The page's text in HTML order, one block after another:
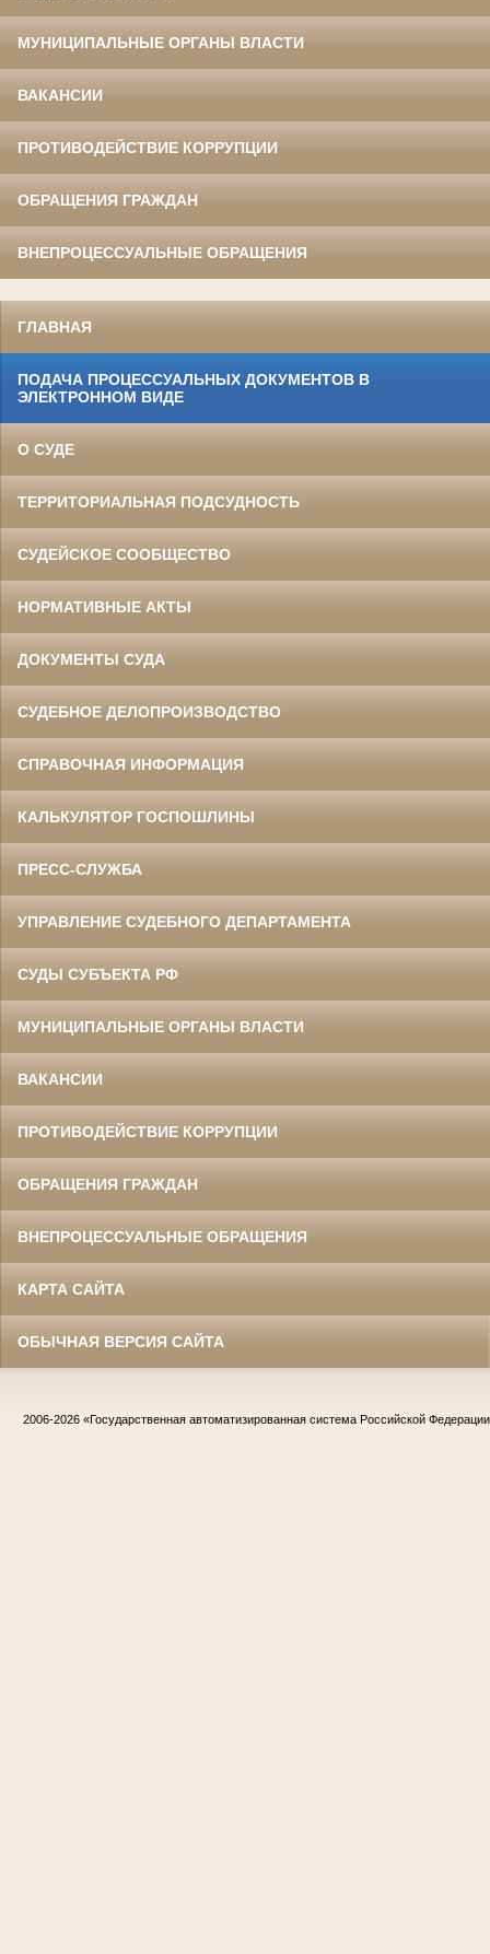
МУНИЦИПАЛЬНЫЕ ОРГАНЫ ВЛАСТИ
ВАКАНСИИ
ПРОТИВОДЕЙСТВИЕ КОРРУПЦИИ
ОБРАЩЕНИЯ ГРАЖДАН
ВНЕПРОЦЕССУАЛЬНЫЕ ОБРАЩЕНИЯ
ГЛАВНАЯ
ПОДАЧА ПРОЦЕССУАЛЬНЫХ ДОКУМЕНТОВ В
ЭЛЕКТРОННОМ ВИДЕ
О СУДЕ
ТЕРРИТОРИАЛЬНАЯ ПОДСУДНОСТЬ
СУДЕЙСКОЕ СООБЩЕСТВО
НОРМАТИВНЫЕ АКТЫ
ДОКУМЕНТЫ СУДА
СУДЕБНОЕ ДЕЛОПРОИЗВОДСТВО
СПРАВОЧНАЯ ИНФОРМАЦИЯ
КАЛЬКУЛЯТОР ГОСПОШЛИНЫ
ПРЕСС-СЛУЖБА
УПРАВЛЕНИЕ СУДЕБНОГО ДЕПАРТАМЕНТА
СУДЫ СУБЪЕКТА РФ
МУНИЦИПАЛЬНЫЕ ОРГАНЫ ВЛАСТИ
ВАКАНСИИ
ПРОТИВОДЕЙСТВИЕ КОРРУПЦИИ
ОБРАЩЕНИЯ ГРАЖДАН
ВНЕПРОЦЕССУАЛЬНЫЕ ОБРАЩЕНИЯ
КАРТА САЙТА
ОБЫЧНАЯ ВЕРСИЯ САЙТА
2006-2026 «Государственная автоматизированная система Российской